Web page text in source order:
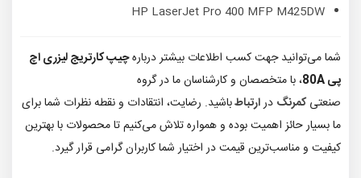
HP LaserJet Pro 400 MFP M425DW
شما می‌توانید جهت کسب اطلاعات بیشتر دربارهچیپ کارتریج لیزری اچ
پی 80A
، با متخصصان و کارشناسان ما در گروه
صنعتیکمرنگ درارتباطباشید. رضایت، انتقادات و نقطه نظرات شما برای
ما بسیار حائز اهمیت بوده و همواره تلاش می‌کنیم تا محصولات با بهترین
کیفیت و مناسب‌ترین قیمت در اختیار شما کاربران گرامی قرار گیرد.